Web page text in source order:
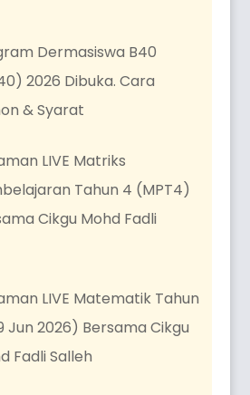
Dermasiswa B40
2026 Dibuka. Cara
& Syarat
LIVE Matriks
Tahun 4 (MPT4)
Cikgu Mohd Fadli
LIVE Matematik Tahun
Jun 2026) Bersama Cikgu
Fadli Salleh